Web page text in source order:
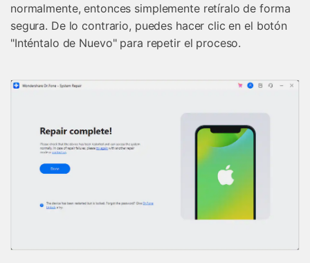
normalmente, entonces simplemente retíralo de forma
segura. De lo contrario, puedes hacer clic en el botón
"Inténtalo de Nuevo" para repetir el proceso.